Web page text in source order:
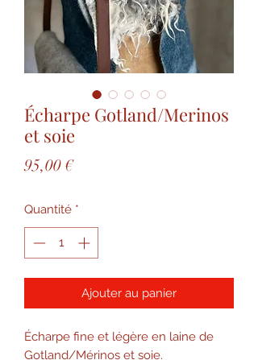
Écharpe Gotland/Merinos
et soie
95,00 €Prix
Quantité *
Ajouter au panier
Écharpe fine et légère en laine de
Gotland/Mérinos et soie.